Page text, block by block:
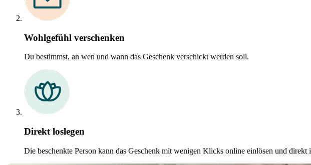
Wohlgefühl verschenken
Du bestimmst, an wen und wann das Geschenk verschickt werden soll.
Direkt loslegen
Die beschenkte Person kann das Geschenk mit wenigen Klicks online einlösen und direkt